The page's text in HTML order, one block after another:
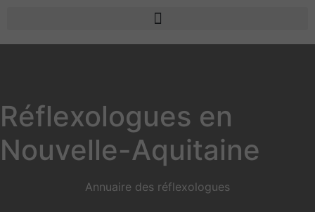
Réflexologues en
Nouvelle-Aquitaine
Annuaire des réflexologues